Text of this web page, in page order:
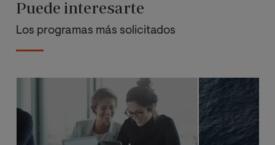
Puede interesarte
Los programas más solicitados